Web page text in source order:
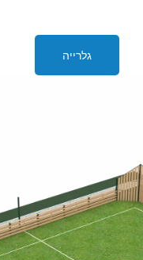
גלרייה